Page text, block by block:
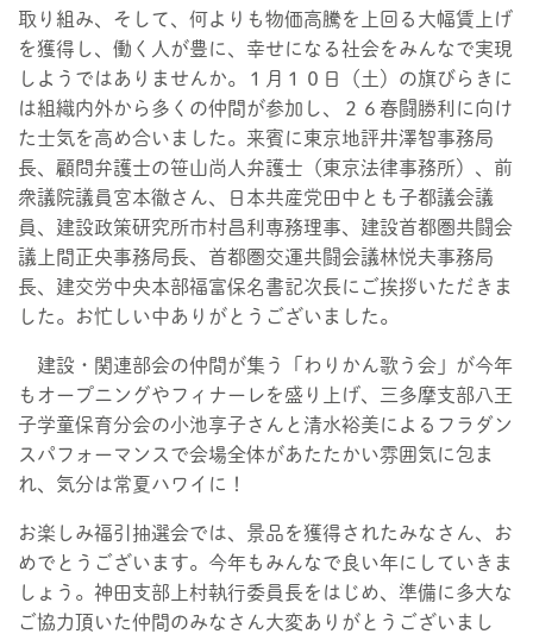
取り組み、そして、何よりも物価高騰を上回る大幅賃上げ
を獲得し、働く人が豊に、幸せになる社会をみんなで実現
しようではありませんか。１月１０日（土）の旗びらきに
は組織内外から多くの仲間が参加し、２６春闘勝利に向け
た士気を高め合いました。来賓に東京地評井澤智事務局
長、顧問弁護士の笹山尚人弁護士（東京法律事務所）、前
衆議院議員宮本徹さん、日本共産党田中とも子都議会議
員、建設政策研究所市村昌利専務理事、建設首都圏共闘会
議上間正央事務局長、首都圏交運共闘会議林悦夫事務局
長、建交労中央本部福富保名書記次長にご挨拶いただきま
した。お忙しい中ありがとうございました。
建設・関連部会の仲間が集う「わりかん歌う会」が今年
もオープニングやフィナーレを盛り上げ、三多摩支部八王
子学童保育分会の小池享子さんと清水裕美によるフラダン
スパフォーマンスで会場全体があたたかい雰囲気に包ま
れ、気分は常夏ハワイに！
お楽しみ福引抽選会では、景品を獲得されたみなさん、お
めでとうございます。今年もみんなで良い年にしていきま
しょう。神田支部上村執行委員長をはじめ、準備に多大な
ご協力頂いた仲間のみなさん大変ありがとうございまし